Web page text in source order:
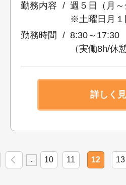
勤務内容
週５日（月～
※土曜日月
勤務時間
8:30～17:30
（実働8h/休
詳しく
10 11 12 13